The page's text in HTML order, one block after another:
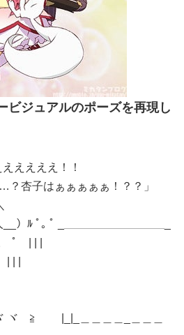
ビジュアルのポーズを再現し
ええ！！
？杏子はぁぁぁぁぁ！？？」
｡ ﾟ _＿＿＿＿＿＿＿＿＿_
| | |
| |
ヾ ≧ |_|_＿＿＿＿_＿＿＿